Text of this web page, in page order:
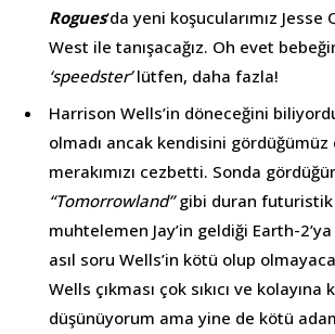
Rogues‘da yeni koşucularımız
West ile tanışacağız. Oh evet
‘speedster’lütfen, daha fazla!
Harrison Wells’in döneceğini
olmadı ancak kendisini
merakımızı cezbetti. Sonda
“Tomorrowland”gibi duran futuristik
muhtelemen Jay’in geldiği Earth-
asıl soru Wells’in kötü olup
Wells çıkması çok sıkıcı ve
düşünüyorum ama yine de kötü